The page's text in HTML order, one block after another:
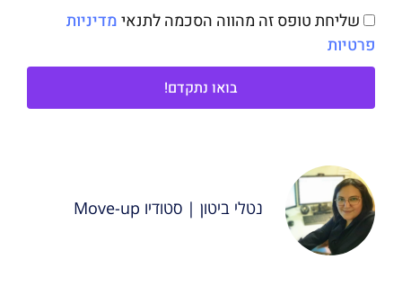
שליחת טופס זה מהווה הסכמה לתנאימדיניות
פרטיות
בואו נתקדם!
נטלי ביטון | סטודיו Move-up